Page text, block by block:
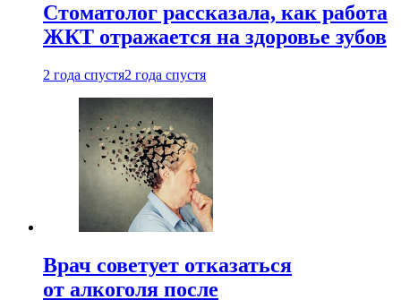
Стоматолог рассказала, как работа
ЖКТ отражается на здоровье зубов
2 года спустя2 года спустя
Врач советует отказаться
от алкоголя после